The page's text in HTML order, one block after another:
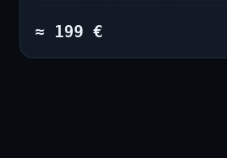
≈ 199 €